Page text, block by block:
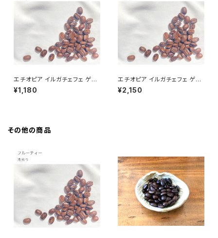
エチオピア イルガチェフェ ゲル
シ (100g)
¥1,180
エチオピア イルガチェフェ ゲル
シ (200g)
¥2,150
その他の商品